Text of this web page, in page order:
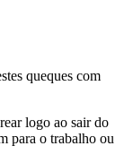
queques com
logo ao sair do
para o trabalho ou